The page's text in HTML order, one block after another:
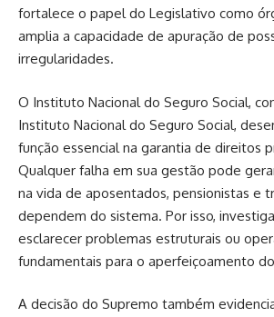
fortalece o papel do Legislativo como
amplia a capacidade de apuração de
irregularidades.
O Instituto Nacional do Seguro Social,
Instituto Nacional do Seguro Social,
função essencial na garantia de direitos
Qualquer falha em sua gestão pode
na vida de aposentados, pensionistas e
dependem do sistema. Por isso,
esclarecer problemas estruturais ou
fundamentais para o aperfeiçoamento
A decisão do Supremo também